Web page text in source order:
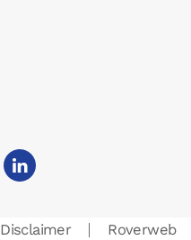
Disclaimer Roverweb